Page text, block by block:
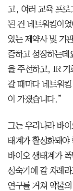
고, 여러 교육 프로
된 건 네트워킹이
있는 제약사 및 기
증하고 성장하는데
을 주선하고, IR 기
갈 때마다 네트워
이 가졌습니다.”
그는 우리나라 바
태계가 활성화돼야
바이오 생태계가
성숙기에 갈 차례
연구를 거쳐 약물